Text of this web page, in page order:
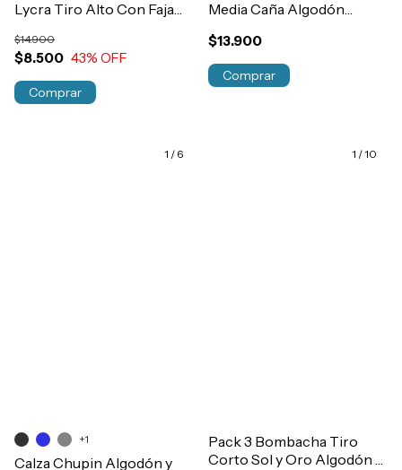
Lycra Tiro Alto Con Faja
$8.500
$14.900
43% OFF
Comprar
Media Caña Algodón
Art.200
$13.900
Comprar
1 / 6
Calza Chupin Algodón y
+1
1 /10
Pack 3 Bombacha Tiro
Corto Sol y Oro Algodón y